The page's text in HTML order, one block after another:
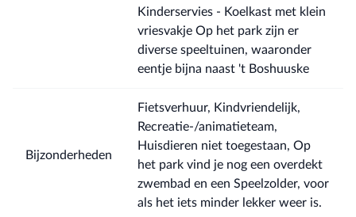
Kinderservies - Koelkast met klein
vriesvakje Op het park zijn er
diverse speeltuinen, waaronder
eentje bijna naast 't Boshuuske
Bijzonderheden
Fietsverhuur, Kindvriendelijk,
Recreatie-/animatieteam,
Huisdieren niet toegestaan, Op
het park vind je nog een overdekt
zwembad en een Speelzolder, voor
als het iets minder lekker weer is.